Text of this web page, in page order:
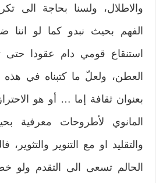
والاطلال، ولسنا بحاجة الى
الفهم بحيث نبدو كما لو اننا
استنقاع قومي دام عقودا
العطن، ولعلّ ما كتبناه في هذه
بعنوان ثقافة إما … أو هو
المانوي لأطروحات معرفية
والتقليد او مع التنوير
الحالم تسعى الى التقدم ولو